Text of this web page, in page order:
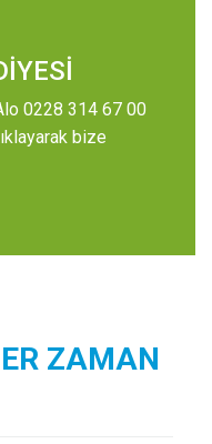
0228 314 67 00
bize
ZAMAN